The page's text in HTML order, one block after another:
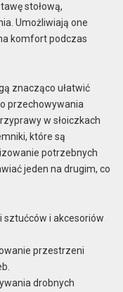
stołową,
Umożliwiają one
komfort podczas
znacząco ułatwić
przechowywania
w słoiczkach
które są
potrzebnych
jeden na drugim, co
sztućców i akcesoriów
przestrzeni
drobnych